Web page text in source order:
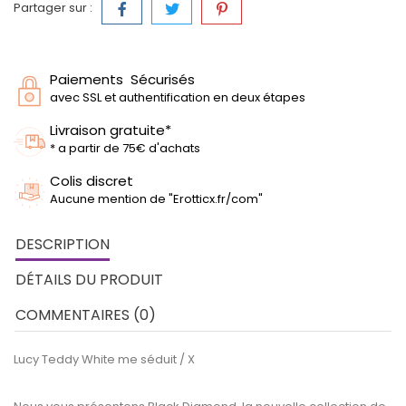
Partager sur :
Paiements Sécurisés
avec SSL et authentification en deux étapes
Livraison gratuite*
* a partir de 75€ d'achats
Colis discret
Aucune mention de "Erotticx.fr/com"
DESCRIPTION
DÉTAILS DU PRODUIT
COMMENTAIRES (0)
Lucy Teddy White me séduit / X